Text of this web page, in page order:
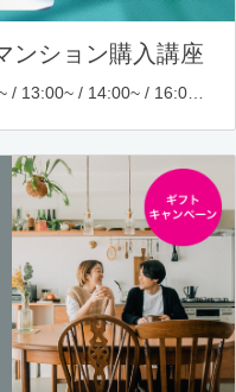
ンション購入講座